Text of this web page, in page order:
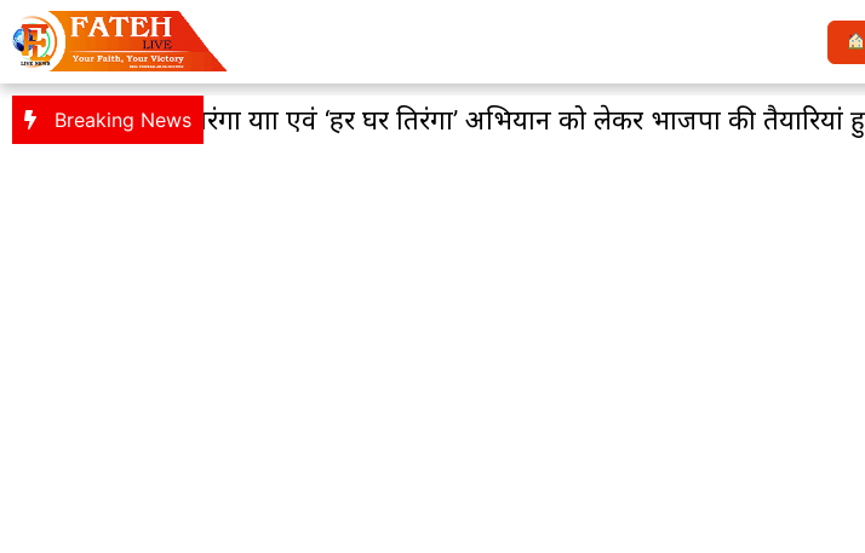
Breaking News
तिरंगा यात्रा एवं ‘हर घर तिरंगा’ अभियान को लेकर भाजपा की तैयारियां हुई तेज